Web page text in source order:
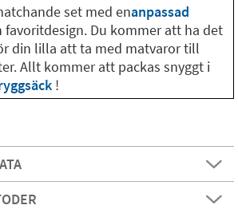
set med enanpassad
favoritdesign. Du kommer att ha det
din lilla att ta med matvaror till
Allt kommer att packas snyggt i
!